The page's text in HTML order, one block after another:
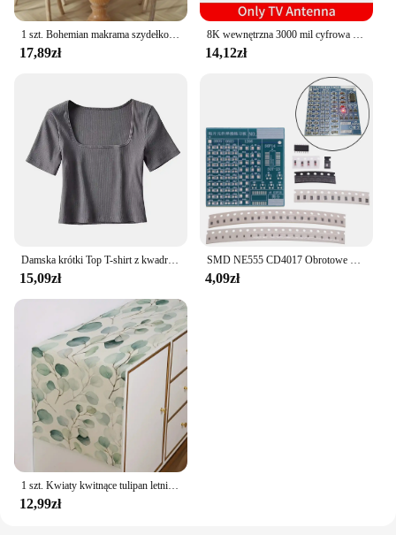
1 szt. Bohemian makrama szydełkowy bieżnik na stół z frędzlami na wesela, jadalnię, przyjęcia i wystrój domu
17,89zł
8K wewnętrzna 3000 mil cyfrowa antena HDTV antena telewizyjna ze wzmacniaczem wzmacniacz DVB T2 ISDBT antena satelitarna odbiornik sygnału
14,12zł
Damska krótki Top T-shirt z kwadratowym dekoltem
15,09zł
SMD NE555 CD4017 Obrotowe komponenty LED SMT LQFP44 Płytka do ćwiczeń lutowania Obwody elektroniczne Zestaw szkoleniowy Zestaw do samodzielnego montażu
4,09zł
1 szt. Kwiaty kwitnące tulipan letni bieżnik na stół 13 "x 72" sezon ślubny wakacje kuchnia dekoracja stołu do jadalni, strona główna wystrój wnętrz
12,99zł